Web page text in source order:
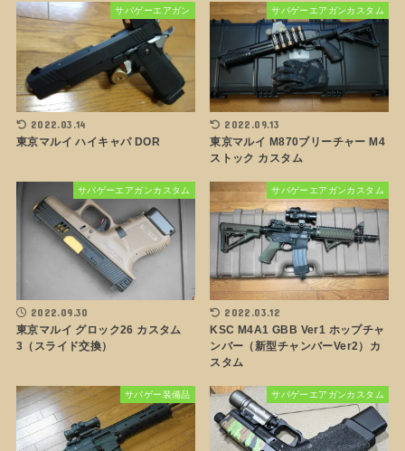
サバゲーエアガン
2022.03.14
東京マルイ ハイキャパ DOR
サバゲーエアガンカスタム
2022.09.13
東京マルイ M870ブリーチャー M4
ストック カスタム
サバゲーエアガンカスタム
2022.09.30
東京マルイ グロック26 カスタム
3（スライド交換）
サバゲーエアガンカスタム
2022.03.12
KSC M4A1 GBB Ver1 ホップチャ
ンバー（新型チャンバーVer2）カ
スタム
サバゲー装備品 サバゲーエアガンカスタム